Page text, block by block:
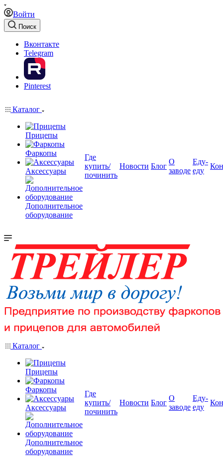
Войти
Поиск
Вконтакте
Telegram
Pinterest
Каталог
Прицепы
Фаркопы
Аксессуары
Дополнительное
оборудование
Где
купить/
починить
Новости Блог
О
заводе
Еду-
еду
Каталог
Прицепы
Фаркопы
Аксессуары
Дополнительное
оборудование
Где
купить/
починить
Новости Блог
О
заводе
Еду-
еду